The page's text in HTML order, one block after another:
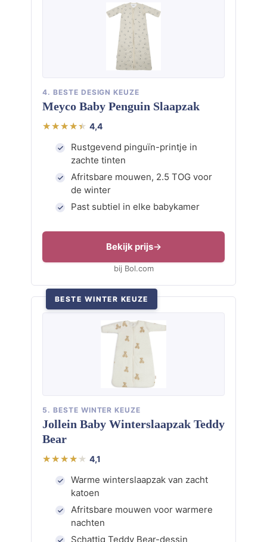
4. BESTE DESIGN KEUZE
Meyco Baby Penguin Slaapzak
4,4
Rustgevend pinguïn-printje in
zachte tinten
Afritsbare mouwen, 2.5 TOG voor
de winter
Past subtiel in elke babykamer
Bekijk prijs
bij Bol.com
BESTE WINTER KEUZE
5. BESTE WINTER KEUZE
Jollein Baby Winterslaapzak Teddy
Bear
4,1
Warme winterslaapzak van zacht
katoen
Afritsbare mouwen voor warmere
nachten
Schattig Teddy Bear-dessin